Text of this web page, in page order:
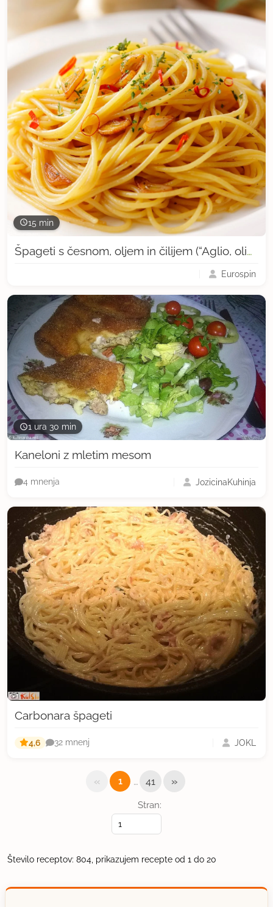
15 min
Špageti s česnom, oljem in čilijem (“Aglio, olio, peperoncino”)
Eurospin
1 ura 30 min
Kaneloni z mletim mesom
4 mnenja JozicinaKuhinja
Carbonara špageti
4,6 32 mnenj JOKL
Stran:
« 1 … 41 »
Število receptov: 804, prikazujem recepte od 1 do 20